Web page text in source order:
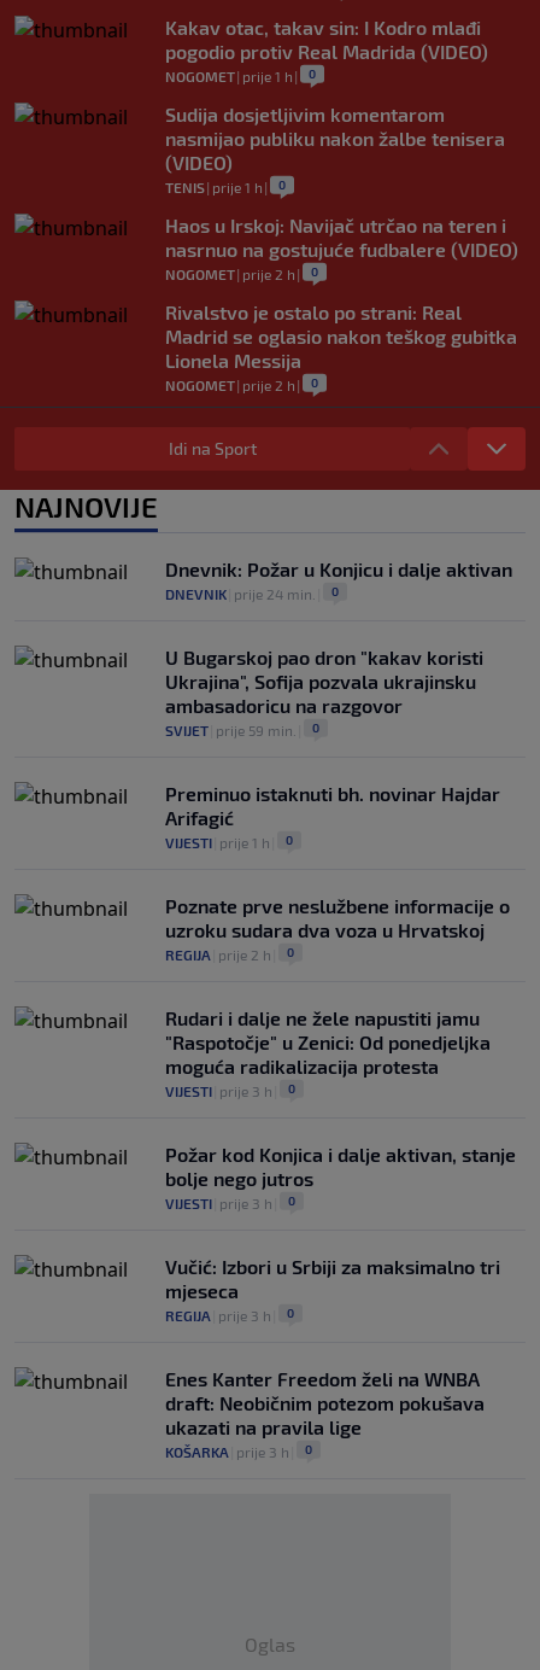
Kakav otac, takav sin: I Kodro mlađi
pogodio protiv Real Madrida (VIDEO)
NOGOMET| prije 1 h | 0
Sudija dosjetljivim komentarom
nasmijao publiku nakon žalbe tenisera
(VIDEO)
TENIS| prije 1 h | 0
Haos u Irskoj: Navijač utrčao na teren i
nasrnuo na gostujuće fudbalere (VIDEO)
NOGOMET| prije 2 h | 0
Rivalstvo je ostalo po strani: Real
Madrid se oglasio nakon teškog gubitka
Lionela Messija
NOGOMET| prije 2 h | 0
WNBA igračice odgovorile Kanteru
nakon provokacije: "Nećemo biti politički
0
FIFA-e je vaš novac", danas se suočava s
najvećom krizom
| prije 3 h
Idi na Sport
NAJNOVIJE
Dnevnik: Požar u Konjicu i dalje aktivan
DNEVNIK prije 24 min. 0
U Bugarskoj pao dron "kakav koristi
Ukrajina", Sofija pozvala ukrajinsku
ambasadoricu na razgovor
SVIJET prije 59 min. 0
Preminuo istaknuti bh. novinar Hajdar
Arifagić
VIJESTI prije 1 h 0
Poznate prve neslužbene informacije o
uzroku sudara dva voza u Hrvatskoj
REGIJA prije 2 h 0
Rudari i dalje ne žele napustiti jamu
"Raspotočje" u Zenici: Od ponedjeljka
moguća radikalizacija protesta
VIJESTI prije 3 h 0
Požar kod Konjica i dalje aktivan, stanje
bolje nego jutros
VIJESTI prije 3 h 0
Vučić: Izbori u Srbiji za maksimalno tri
mjeseca
REGIJA prije 3 h 0
Enes Kanter Freedom želi na WNBA
draft: Neobičnim potezom pokušava
ukazati na pravila lige
KOŠARKA prije 3 h 0
Oglas